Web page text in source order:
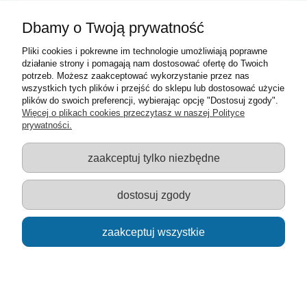
powiadom o dostępności
Warunki zakupów
Moje konto
Informacje o sklepie
Sklep z zabawkami Łódź :: Hurownia zabawek :: Zabawki
edukacyjne :: Zestawy artystyczne :: Zabawki :: samochody Welly
:: Zabawkownia :: zabawki dla dzieci :: Lalki :: Klocki :: Artykuły
szkolne ::
Dbamy o Twoją prywatność
Pliki cookies i pokrewne im technologie umożliwiają poprawne
działanie strony i pomagają nam dostosować ofertę do Twoich
potrzeb. Możesz zaakceptować wykorzystanie przez nas
wszystkich tych plików i przejść do sklepu lub dostosować użycie
plików do swoich preferencji, wybierając opcję "Dostosuj zgody".
Więcej o plikach cookies przeczytasz w naszej Polityce
prywatności.
zaakceptuj tylko niezbędne
dostosuj zgody
zaakceptuj wszystkie